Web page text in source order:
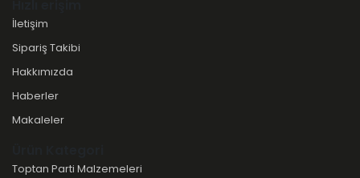
İletişim
Sipariş Takibi
Hakkımızda
Haberler
Makaleler
Toptan Parti Malzemeleri